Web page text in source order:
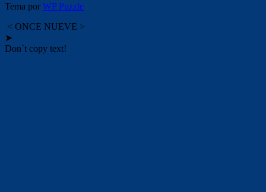
Tema por WP Puzzle
< ONCE NUEVE >
➤
Don`t copy text!